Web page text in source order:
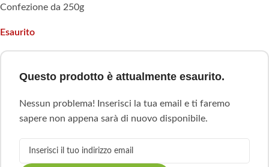
Confezione da 250g
Esaurito
Questo prodotto è attualmente esaurito.
Nessun problema! Inserisci la tua email e ti faremo
sapere non appena sarà di nuovo disponibile.